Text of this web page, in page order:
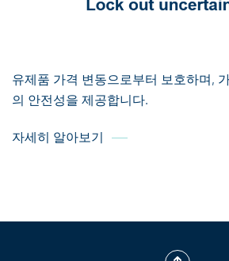
유제품 가격 변동으로부터 보호하며,
의 안전성을 제공합니다.
자세히 알아보기